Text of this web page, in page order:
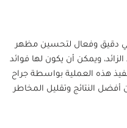
دقيق وفعال لتحسين مظهر
ويمكن أن يكون لها فوائد
هذه العملية بواسطة جراح
النتائج وتقليل المخاطر